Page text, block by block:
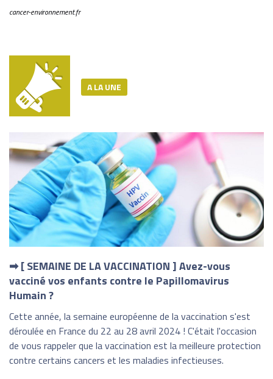
cancer-environnement.fr
A LA UNE
➡ [ SEMAINE DE LA VACCINATION ] Avez-vous
vacciné vos enfants contre le Papillomavirus
Humain ?
Cette année, la semaine européenne de la vaccination s'est
déroulée en France du 22 au 28 avril 2024 ! C'était l'occasion
de vous rappeler que la vaccination est la meilleure protection
contre certains cancers et les maladies infectieuses.